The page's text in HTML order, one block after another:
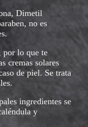
Dimetil
no es
por lo que te
cremas solares
de piel. Se trata
ingredientes se
y